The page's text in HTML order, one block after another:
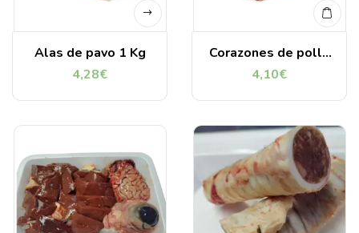
Alas de pavo 1 Kg
4,28€
Corazones de pollo
1Kg
4,10€